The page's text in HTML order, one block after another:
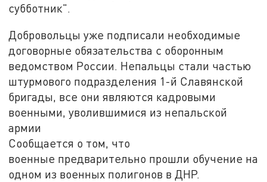
субботник".
Добровольцы уже подписали необходимые
договорные обязательства с оборонным
ведомством России. Непальцы стали частью
штурмового подразделения 1-й Славянской
бригады, все они являются кадровыми
военными, уволившимися из непальской
армии
Сообщается о том, что
военные предварительно прошли обучение на
одном из военных полигонов в ДНР.